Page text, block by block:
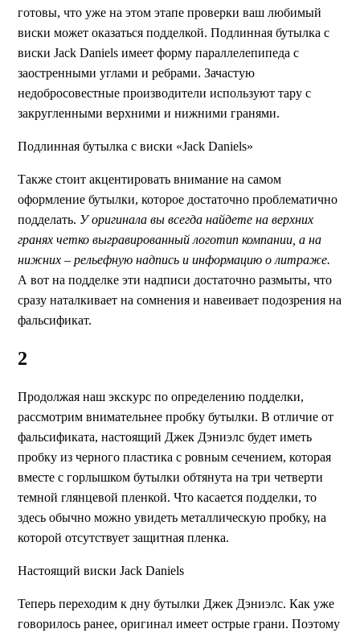
готовы, что уже на этом этапе проверки ваш любимый
виски может оказаться подделкой. Подлинная бутылка с
виски Jack Daniels имеет форму параллелепипеда с
заостренными углами и ребрами. Зачастую
недобросовестные производители используют тару с
закругленными верхними и нижними гранями.
Подлинная бутылка с виски «Jack Daniels»
Также стоит акцентировать внимание на самом
оформление бутылки, которое достаточно проблематично
подделать. У оригинала вы всегда найдете на верхних
гранях четко выгравированный логотип компании, а на
нижних – рельефную надпись и информацию о литраже.
А вот на подделке эти надписи достаточно размыты, что
сразу наталкивает на сомнения и навеивает подозрения на
фальсификат.
2
Продолжая наш экскурс по определению подделки,
рассмотрим внимательнее пробку бутылки. В отличие от
фальсификата, настоящий Джек Дэниэлс будет иметь
пробку из черного пластика с ровным сечением, которая
вместе с горлышком бутылки обтянута на три четверти
темной глянцевой пленкой. Что касается подделки, то
здесь обычно можно увидеть металлическую пробку, на
которой отсутствует защитная пленка.
Настоящий виски Jack Daniels
Теперь переходим к дну бутылки Джек Дэниэлс. Как уже
говорилось ранее, оригинал имеет острые грани. Поэтому